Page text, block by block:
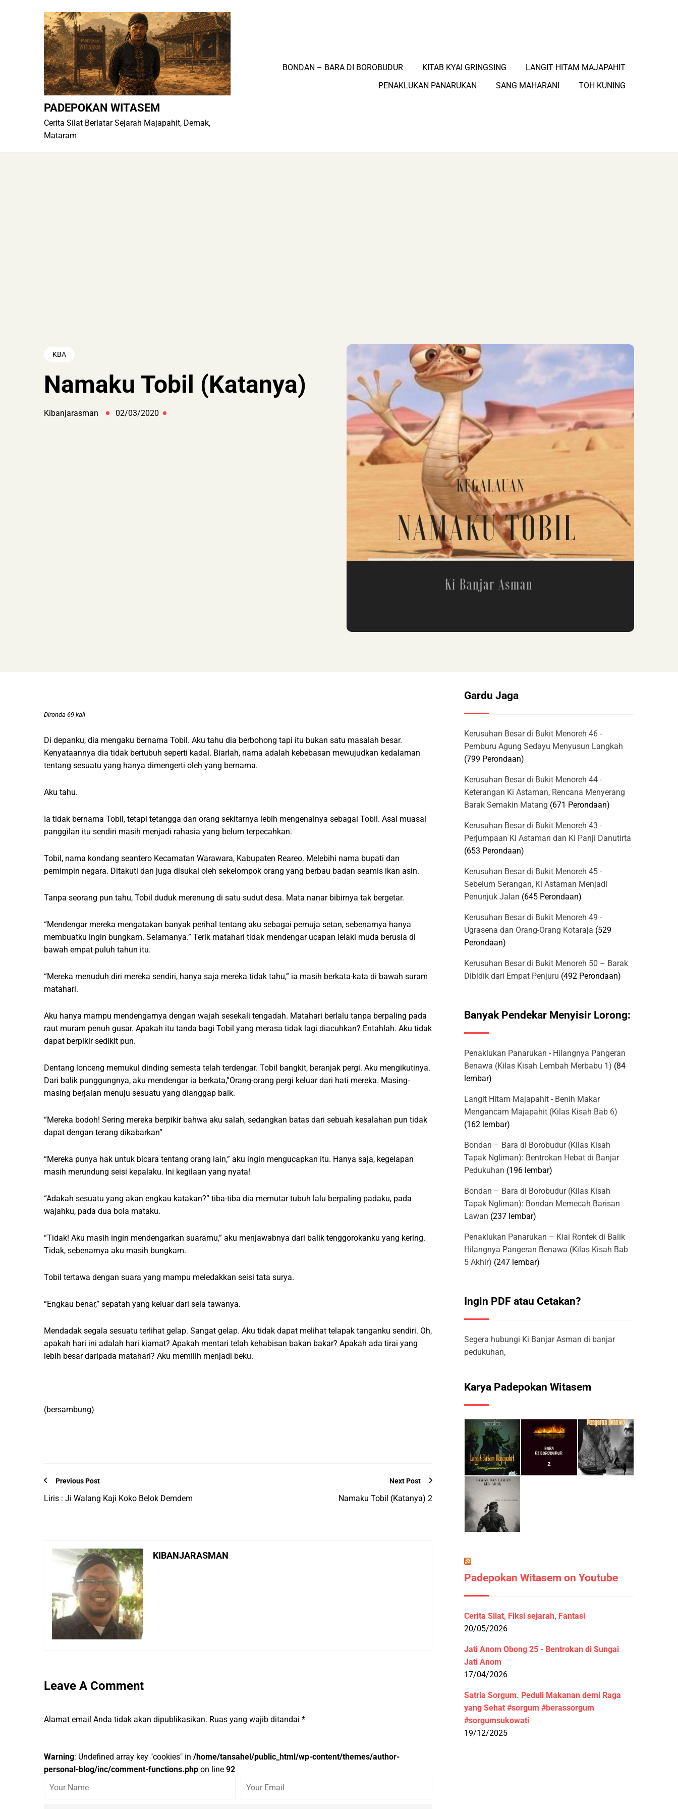
PADEPOKAN WITASEM
Cerita Silat Berlatar Sejarah Majapahit, Demak,
Mataram
BONDAN – BARA DI BOROBUDUR KITAB KYAI GRINGSING
LANGIT HITAM MAJAPAHIT
PENAKLUKAN PANARUKAN
SANG MAHARANI TOH KUNING
KBA
Namaku Tobil (Katanya)
Kibanjarasman 02/03/2020
Dironda 69 kali
Di depanku, dia mengaku bernama Tobil. Aku tahu dia berbohong tapi itu bukan satu masalah besar.
Kenyataannya dia tidak bertubuh seperti kadal. Biarlah, nama adalah kebebasan mewujudkan kedalaman
tentang sesuatu yang hanya dimengerti oleh yang bernama.
Aku tahu.
Ia tidak bernama Tobil, tetapi tetangga dan orang sekitarnya lebih mengenalnya sebagai Tobil. Asal muasal
panggilan itu sendiri masih menjadi rahasia yang belum terpecahkan.
Tobil, nama kondang seantero Kecamatan Warawara, Kabupaten Reareo. Melebihi nama bupati dan
pemimpin negara. Ditakuti dan juga disukai oleh sekelompok orang yang berbau badan seamis ikan asin.
Tanpa seorang pun tahu, Tobil duduk merenung di satu sudut desa. Mata nanar bibirnya tak bergetar.
“Mendengar mereka mengatakan banyak perihal tentang aku sebagai pemuja setan, sebenarnya hanya
membuatku ingin bungkam. Selamanya.” Terik matahari tidak mendengar ucapan lelaki muda berusia di
bawah empat puluh tahun itu.
“Mereka menuduh diri mereka sendiri, hanya saja mereka tidak tahu,” ia masih berkata-kata di bawah suram
matahari.
Aku hanya mampu mendengarnya dengan wajah sesekali tengadah. Matahari berlalu tanpa berpaling pada
raut muram penuh gusar. Apakah itu tanda bagi Tobil yang merasa tidak lagi diacuhkan? Entahlah. Aku tidak
dapat berpikir sedikit pun.
Dentang lonceng memukul dinding semesta telah terdengar. Tobil bangkit, beranjak pergi. Aku mengikutinya.
Dari balik punggungnya, aku mendengar ia berkata,”Orang-orang pergi keluar dari hati mereka. Masing-
masing berjalan menuju sesuatu yang dianggap baik.
“Mereka bodoh! Sering mereka berpikir bahwa aku salah, sedangkan batas dari sebuah kesalahan pun tidak
dapat dengan terang dikabarkan”
“Mereka punya hak untuk bicara tentang orang lain,” aku ingin mengucapkan itu. Hanya saja, kegelapan
masih merundung seisi kepalaku. Ini kegilaan yang nyata!
“Adakah sesuatu yang akan engkau katakan?” tiba-tiba dia memutar tubuh lalu berpaling padaku, pada
wajahku, pada dua bola mataku.
“Tidak! Aku masih ingin mendengarkan suaramu,” aku menjawabnya dari balik tenggorokanku yang kering.
Tidak, sebenarnya aku masih bungkam.
Tobil tertawa dengan suara yang mampu meledakkan seisi tata surya.
“Engkau benar,” sepatah yang keluar dari sela tawanya.
Mendadak segala sesuatu terlihat gelap. Sangat gelap. Aku tidak dapat melihat telapak tanganku sendiri. Oh,
apakah hari ini adalah hari kiamat? Apakah mentari telah kehabisan bakan bakar? Apakah ada tirai yang
lebih besar daripada matahari? Aku memilih menjadi beku.
(bersambung)
Previous Post
Liris : Ji Walang Kaji Koko Belok Demdem
Next Post
Namaku Tobil (Katanya) 2
KIBANJARASMAN
Leave A Comment
Alamat email Anda tidak akan dipublikasikan. Ruas yang wajib ditandai *
Warning: Undefined array key "cookies" in /home/tansahel/public_html/wp-content/themes/author-
personal-blog/inc/comment-functions.php on line 92
Gardu Jaga
Kerusuhan Besar di Bukit Menoreh 46 -
Pemburu Agung Sedayu Menyusun Langkah
(799 Perondaan)
Kerusuhan Besar di Bukit Menoreh 44 -
Keterangan Ki Astaman, Rencana Menyerang
Barak Semakin Matang (671 Perondaan)
Kerusuhan Besar di Bukit Menoreh 43 -
Perjumpaan Ki Astaman dan Ki Panji Danutirta
(653 Perondaan)
Kerusuhan Besar di Bukit Menoreh 45 -
Sebelum Serangan, Ki Astaman Menjadi
Penunjuk Jalan (645 Perondaan)
Kerusuhan Besar di Bukit Menoreh 49 -
Ugrasena dan Orang-Orang Kotaraja (529
Perondaan)
Kerusuhan Besar di Bukit Menoreh 50 – Barak
Dibidik dari Empat Penjuru (492 Perondaan)
Banyak Pendekar Menyisir Lorong:
Penaklukan Panarukan - Hilangnya Pangeran
Benawa (Kilas Kisah Lembah Merbabu 1) (84
lembar)
Langit Hitam Majapahit - Benih Makar
Mengancam Majapahit (Kilas Kisah Bab 6)
(162 lembar)
Bondan – Bara di Borobudur (Kilas Kisah
Tapak Ngliman): Bentrokan Hebat di Banjar
Pedukuhan (196 lembar)
Bondan – Bara di Borobudur (Kilas Kisah
Tapak Ngliman): Bondan Memecah Barisan
Lawan (237 lembar)
Penaklukan Panarukan – Kiai Rontek di Balik
Hilangnya Pangeran Benawa (Kilas Kisah Bab
5 Akhir) (247 lembar)
Ingin PDF atau Cetakan?
Segera hubungi Ki Banjar Asman di banjar
pedukuhan,
Karya Padepokan Witasem
Padepokan Witasem on Youtube
Cerita Silat, Fiksi sejarah, Fantasi
20/05/2026
Jati Anom Obong 25 - Bentrokan di Sungai
Jati Anom
17/04/2026
Satria Sorgum. Peduli Makanan demi Raga
yang Sehat #sorgum #berassorgum
#sorgumsukowati
19/12/2025